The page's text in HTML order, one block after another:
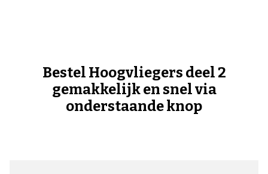
Bestel Hoogvliegers deel 2
gemakkelijk en snel via
onderstaande knop